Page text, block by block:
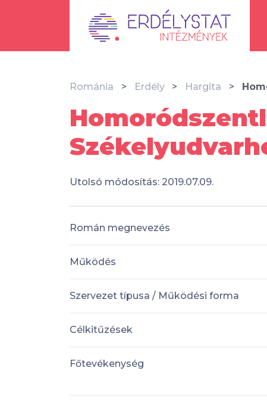
Románia Erdély Hargita
Utolsó módosítás: 2019.07.09.
Román megnevezés
Működés
Szervezet típusa / Működési forma
Célkitűzések
Főtevékenység